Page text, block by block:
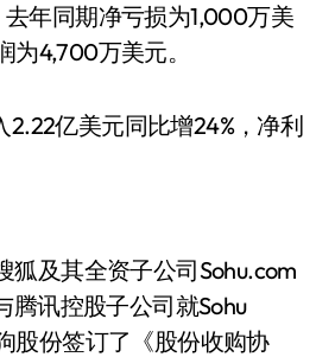
年同期净亏损为1,000万美
为4,700万美元。
狐及其全资子公司Sohu.com
腾讯控股子公司就Sohu
股份签订了《股份收购协